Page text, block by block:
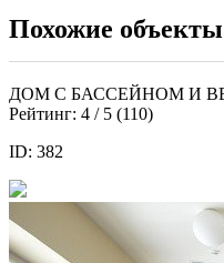
Похожие объекты
ДОМ С БАССЕЙНОМ И
Рейтинг: 4 / 5 (110)
ID: 382